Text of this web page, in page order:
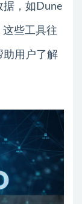
据，如Dune
这些工具往
助用户了解